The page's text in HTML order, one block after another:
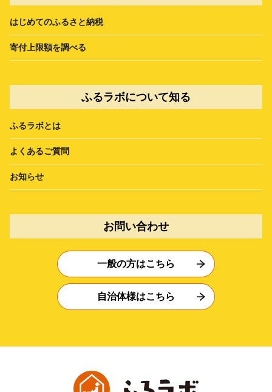
はじめてのふるさと納税
寄付上限額を調べる
ふるラボについて知る
ふるラボとは
よくあるご質問
お知らせ
お問い合わせ
一般の方はこちら
自治体様はこちら